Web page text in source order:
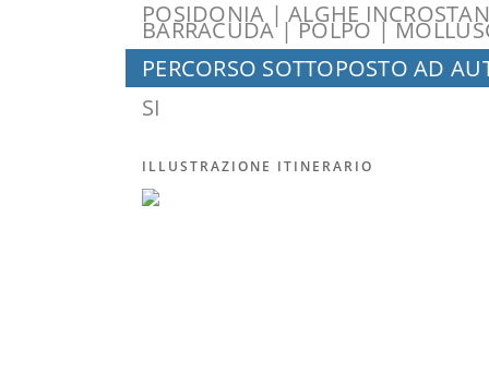
POSIDONIA | ALGHE
BARRACUDA | POLPO |
PERCORSO SOTTOPOSTO AD
SI
ILLUSTRAZIONE ITINERARIO